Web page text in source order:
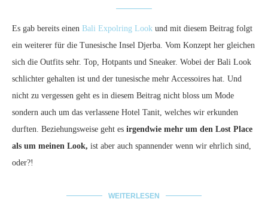
Es gab bereits einen Bali Expolring Look und mit diesem Beitrag folgt
ein weiterer für die Tunesische Insel Djerba. Vom Konzept her gleichen
sich die Outfits sehr. Top, Hotpants und Sneaker. Wobei der Bali Look
schlichter gehalten ist und der tunesische mehr Accessoires hat. Und
nicht zu vergessen geht es in diesem Beitrag nicht bloss um Mode
sondern auch um das verlassene Hotel Tanit, welches wir erkunden
durften. Beziehungsweise geht es irgendwie mehr um den Lost Place
als um meinen Look, ist aber auch spannender wenn wir ehrlich sind,
oder?!
WEITERLESEN